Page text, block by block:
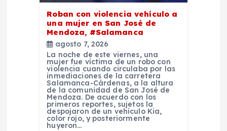
Roban con violencia vehículo a
una mujer en San José de
Mendoza, #Salamanca
agosto 7, 2026
La noche de este viernes, una
mujer fue víctima de un robo con
violencia cuando circulaba por las
inmediaciones de la carretera
Salamanca-Cárdenas, a la altura
de la comunidad de San José de
Mendoza. De acuerdo con los
primeros reportes, sujetos la
despojaron de un vehículo Kia,
color rojo, y posteriormente
huyeron…